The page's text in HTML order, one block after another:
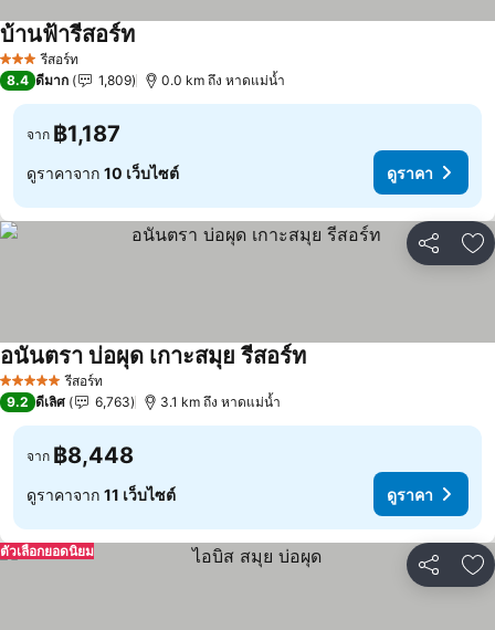
3 ดาว รีสอร์ท
บ้านฟ้ารีสอร์ทดูราคา
8.4 ดีมาก 1,809 0.0 km ถึง หาดแม่น้ำ
จาก ฿1,187
ดูราคาจาก 10 เว็บไซต์ ดูราคา
แชร์ เ
5 ดาว รีสอร์ท
อนันตรา บ่อผุด เกาะสมุย รีสอร์ทดูราคา
9.2 ดีเลิศ 6,763 3.1 km ถึง หาดแม่น้ำ
จาก ฿8,448
ดูราคาจาก 11 เว็บไซต์ ดูราคา
แชร์ เ
ตัวเลือกยอดนิยม